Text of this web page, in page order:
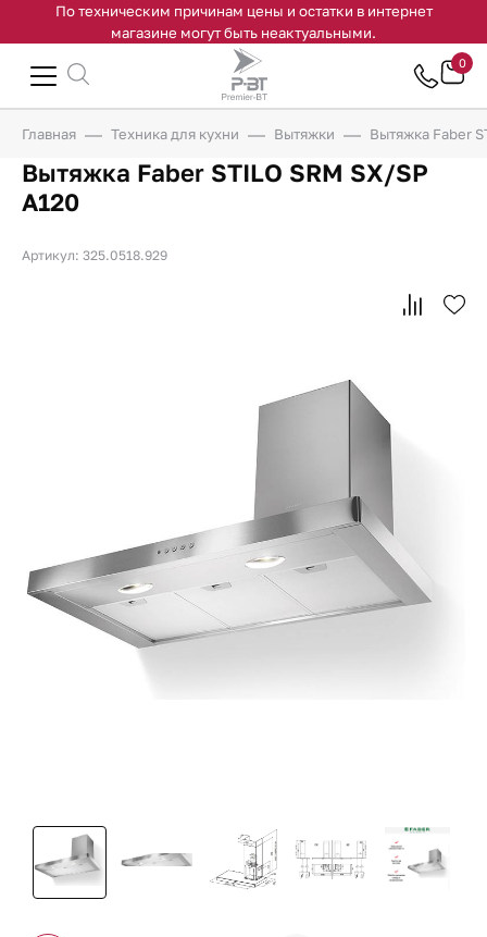
По техническим причинам цены и остатки в интернет
магазине могут быть неактуальными.
0
Главная Техника для кухни Вытяжки Вытяжка Faber
Вытяжка Faber STILO SRM SX/SP
A120
Артикул: 325.0518.929